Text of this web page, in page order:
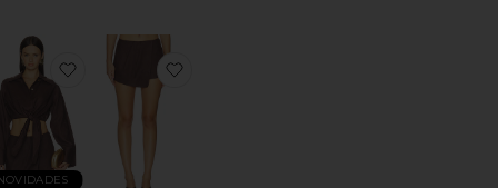
Mini Dress in Maize
favoritoKate Top